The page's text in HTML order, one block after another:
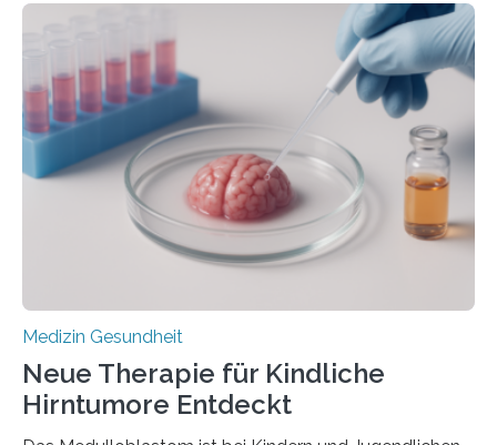
im Journal Circulation, warum der Energietransport bei
der Hypertrophen Kardiomyopathie (HCM) versagen
kann und wie sich durch eine Verringerung der
Herzbelastung und des oxidativen Stresses
Rhythmusstörungen reduzieren lassen. Würzburg. Die
hypertrophe Kardiomyopathie (HCM) ist die häufigste
erblich bedingte Herzerkrankung. Sie führt dazu, dass
sich die linke Herzkammer verdickt, der Herzmuskel zu
stark kontrahiert…
Medizin Gesundheit
Neue Therapie für Kindliche
Hirntumore Entdeckt